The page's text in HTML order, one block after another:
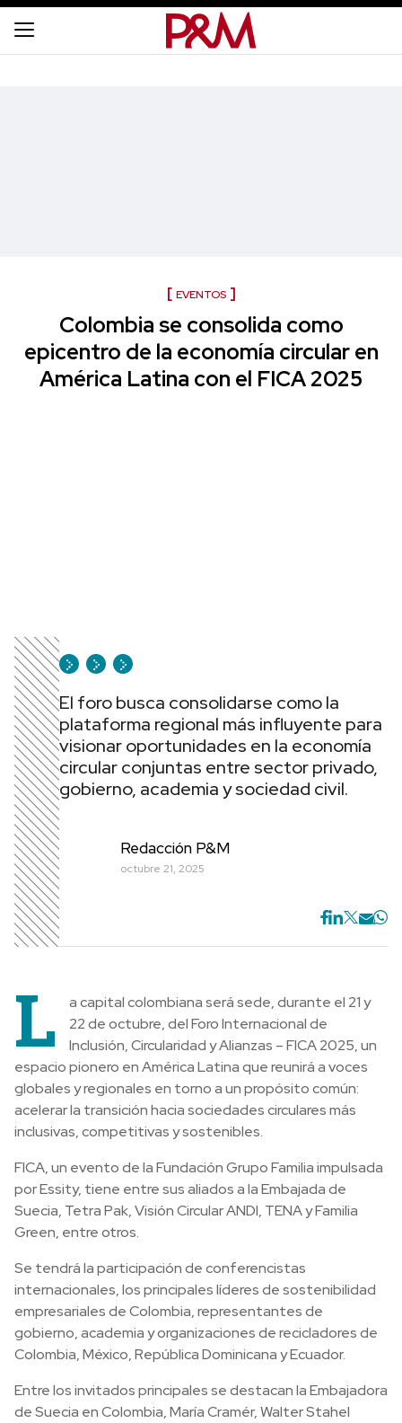
EVENTOS
Colombia se consolida como
epicentro de la economía circular en
América Latina con el FICA 2025
El foro busca consolidarse como la
plataforma regional más influyente para
visionar oportunidades en la economía
circular conjuntas entre sector privado,
gobierno, academia y sociedad civil.
Redacción P&M
octubre 21, 2025
L
a capital colombiana será sede, durante el 21 y
22 de octubre, del Foro Internacional de
Inclusión, Circularidad y Alianzas – FICA 2025, un
espacio pionero en América Latina que reunirá a voces
globales y regionales en torno a un propósito común:
acelerar la transición hacia sociedades circulares más
inclusivas, competitivas y sostenibles.
FICA, un evento de la Fundación Grupo Familia impulsada
por Essity, tiene entre sus aliados a la Embajada de
Suecia, Tetra Pak, Visión Circular ANDI, TENA y Familia
Green, entre otros.
Se tendrá la participación de conferencistas
internacionales, los principales líderes de sostenibilidad
empresariales de Colombia, representantes de
gobierno, academia y organizaciones de recicladores de
Colombia, México, República Dominicana y Ecuador.
Entre los invitados principales se destacan la Embajadora
de Suecia en Colombia, María Cramér, Walter Stahel